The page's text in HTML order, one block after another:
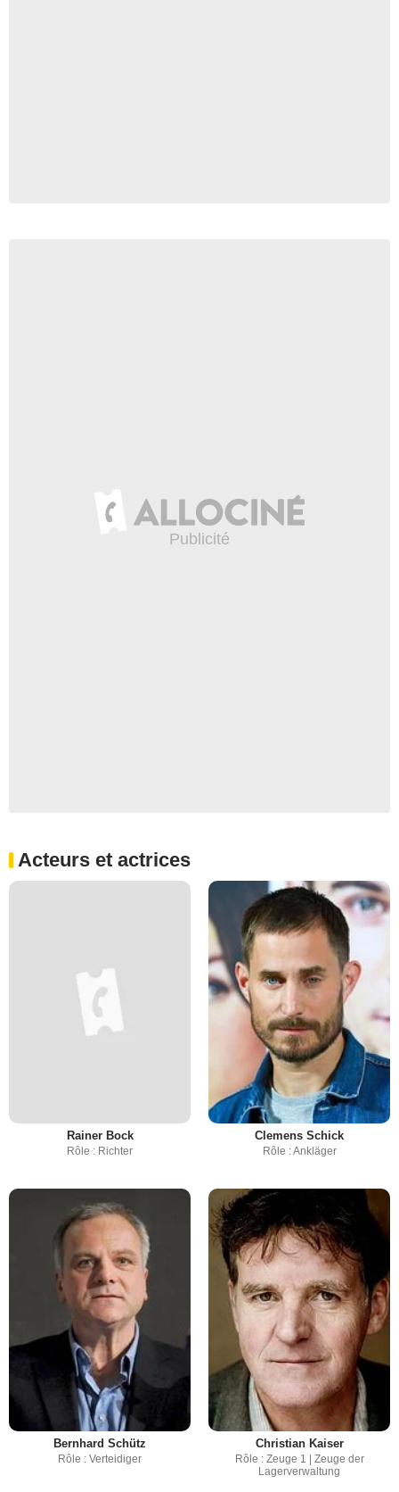
Acteurs et actrices
Rainer Bock
Rôle : Richter
Clemens Schick
Rôle : Ankläger
Bernhard Schütz
Rôle : Verteidiger
Christian Kaiser
Rôle : Zeuge 1 | Zeuge der
Lagerverwaltung